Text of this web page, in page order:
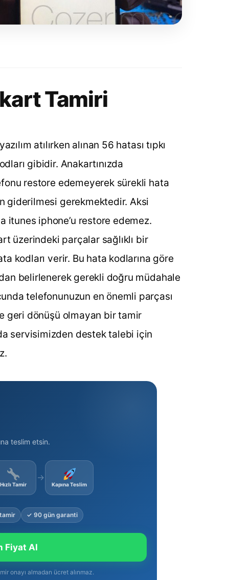
Tamiri
atılırken alınan 56 hatası tıpkı
gibidir. Anakartınızda
restore edemeyerek sürekli hata
giderilmesi gerekmektedir. Aksi
itunes iphone’u restore edemez.
üzerindeki parçalar sağlıklı bir
kodları verir. Bu hata kodlarına göre
belirlenerek gerekli doğru müdahale
telefonunuzun en önemli parçası
geri dönüşü olmayan bir tamir
servisimizden destek talebi için
teslim etsin.
Hızlı Tamir
→
Kapına Teslim
✓ 90 gün garanti
Fiyat Al
onayı almadan ücret alınmaz.